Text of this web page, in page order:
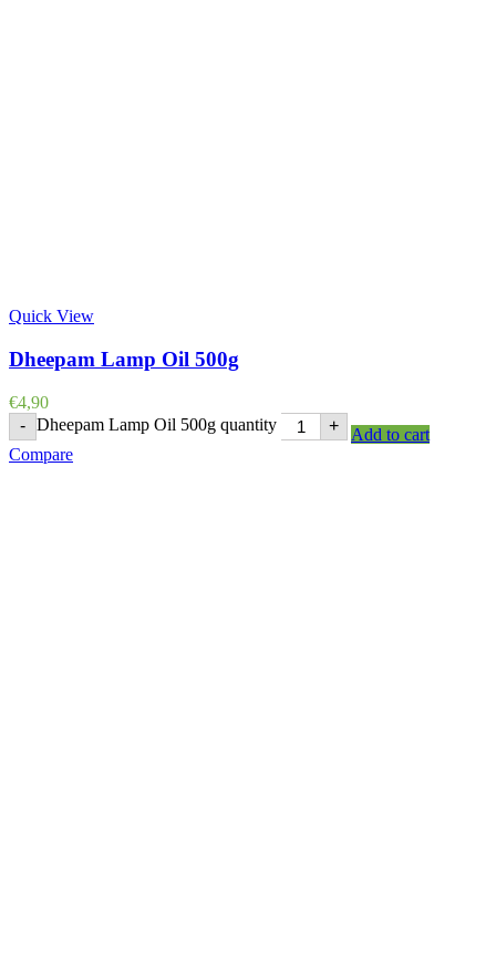
Quick View
Dheepam Lamp Oil 500g
€4,90
- Dheepam Lamp Oil 500g quantity +
Add to cart
Compare